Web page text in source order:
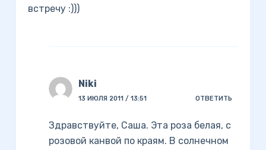
встречу :)))
Niki
13 ИЮЛЯ 2011 / 13:51 ОТВЕТИТЬ
Здравствуйте, Саша. Эта роза белая, с
розовой канвой по краям. В солнечном